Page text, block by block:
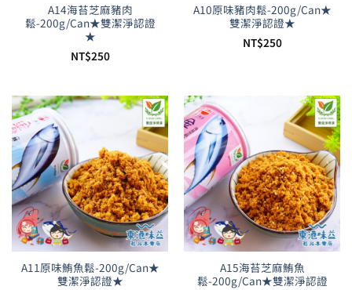
A14海苔芝麻豬肉
鬆-200g/Can★雙潔淨認證
★
NT$250
A10原味豬肉鬆-200g/Can★
雙潔淨認證★
NT$250
A11原味鮪魚鬆-200g/Can★
雙潔淨認證★
A15海苔芝麻鮪魚
鬆-200g/Can★雙潔淨認證